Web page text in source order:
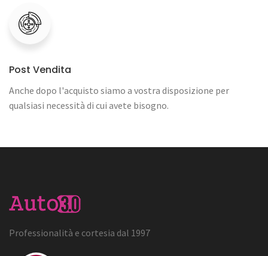
Post Vendita
Anche dopo l'acquisto siamo a vostra disposizione per
qualsiasi necessità di cui avete bisogno.
Professionalità e cortesia dal 1997